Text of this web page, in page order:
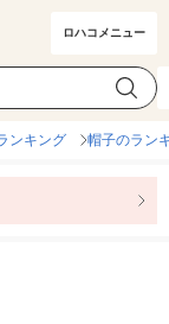
ロハコメニュー
カテゴリ選択
ンキング 帽子のラン